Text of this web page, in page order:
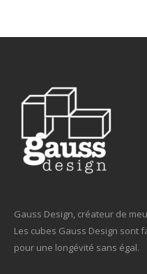
Gauss Design, créateur de
Les cubes Gauss Design sont
pour une longévité sans égal.